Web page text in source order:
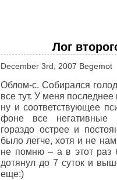
Лог
December 3rd, 2007 Begemot
Облом-с. Собирался
все тут. У меня
ну и соответствующее
фоне все негативные
гораздо острее и
было легче, хотя и не
не помню – а в этот раз
дотянул до 7 суток и
еще:)